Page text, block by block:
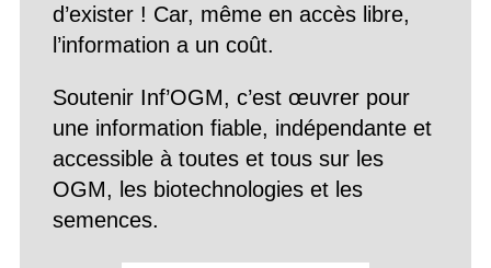
d’exister ! Car, même en accès libre,
l’information a un coût.
Soutenir Inf’OGM, c’est œuvrer pour
une information fiable, indépendante et
accessible à toutes et tous sur les
OGM, les biotechnologies et les
semences.